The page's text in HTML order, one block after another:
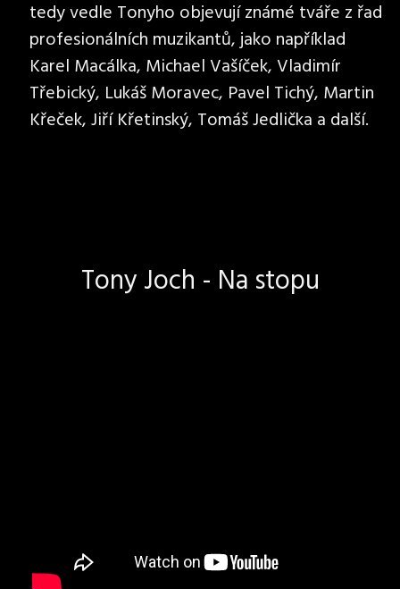
tedy vedle Tonyho objevují známé tváře z řad
profesionálních muzikantů, jako například
Karel Macálka, Michael Vašíček, Vladimír
Třebický, Lukáš Moravec, Pavel Tichý, Martin
Křeček, Jiří Křetinský, Tomáš Jedlička a další.
Tony Joch - Na stopu